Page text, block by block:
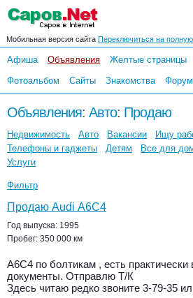
Мобильная версия сайта Переключиться на полную
Афиша Объявления Желтые страницы
Фотоальбом
Сайты Знакомства
Объявления: Авто: Продаю
Недвижимость Авто Вакансии Ищу
Телефоны и гаджеты
Детям Все для
Услуги
Фильтр
Продаю Audi А6С4
Год выпуска: 1995
Пробег: 350 000 км
А6С4 по болтикам , есть
документы. Отправлю Т/К
Здесь читаю редко звоните 3-79-35